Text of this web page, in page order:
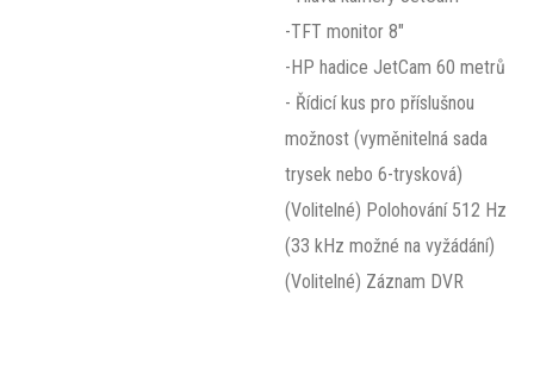
-TFT monitor 8"
-HP hadice JetCam 60 metrů
- Řídicí kus pro příslušnou
možnost (vyměnitelná sada
trysek nebo 6-trysková)
(Volitelné) Polohování 512 Hz
(33 kHz možné na vyžádání)
(Volitelné) Záznam DVR